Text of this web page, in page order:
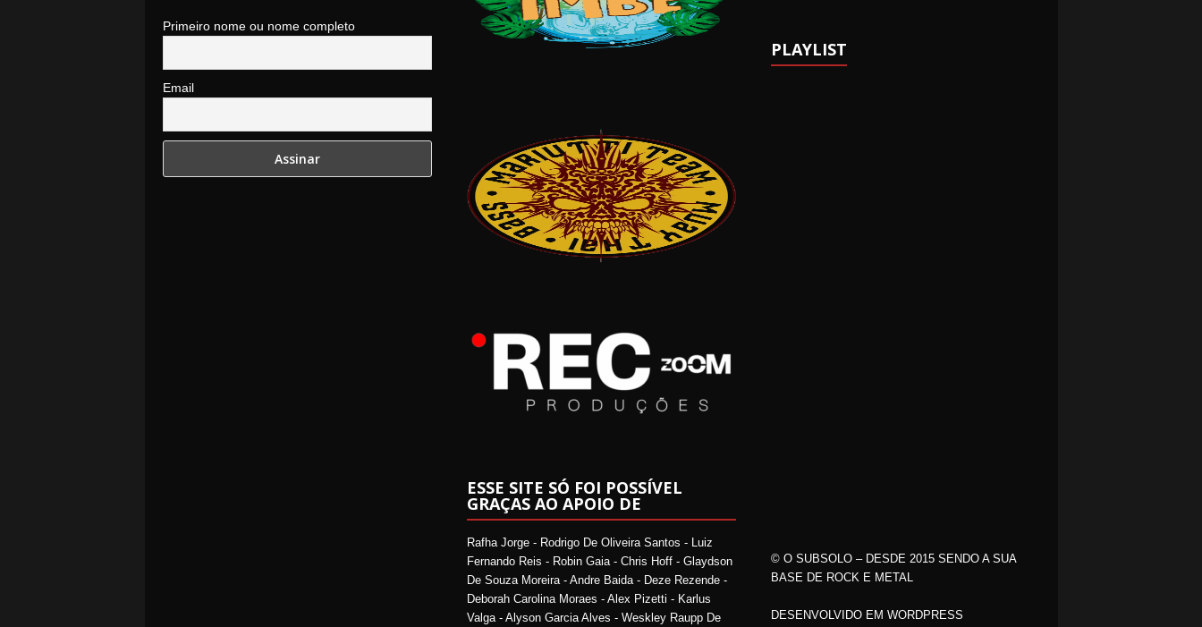
Primeiro nome ou nome completo
Email
ESSE SITE SÓ FOI POSSÍVEL
GRAÇAS AO APOIO DE
Rafha Jorge - Rodrigo De Oliveira Santos - Luiz
Fernando Reis - Robin Gaia - Chris Hoff - Glaydson
De Souza Moreira - Andre Baida - Deze Rezende -
Deborah Carolina Moraes - Alex Pizetti - Karlus
Valga - Alyson Garcia Alves - Weskley Raupp De
PLAYLIST
© O SUBSOLO – DESDE 2015 SENDO A SUA
BASE DE ROCK E METAL
DESENVOLVIDO EM WORDPRESS